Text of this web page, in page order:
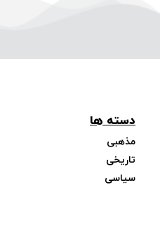
دسته ها
مذهبی
تاریخی
سیاسی